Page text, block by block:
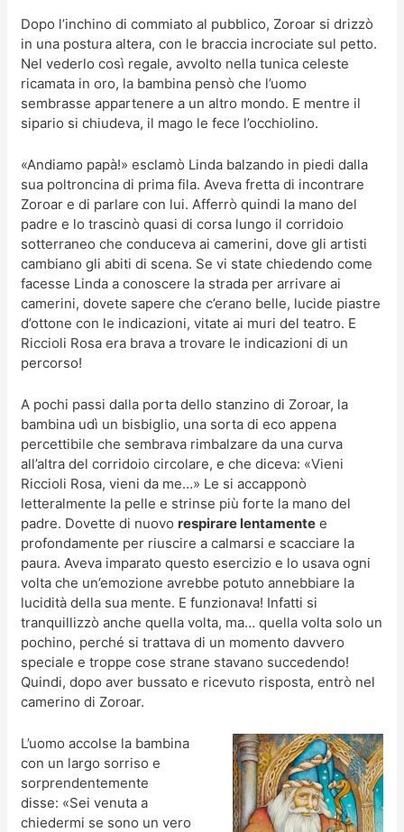
Dopo l’inchino di commiato al pubblico, Zoroar si drizzò
in una postura altera, con le braccia incrociate sul petto.
Nel vederlo così regale, avvolto nella tunica celeste
ricamata in oro, la bambina pensò che l’uomo
sembrasse appartenere a un altro mondo. E mentre il
sipario si chiudeva, il mago le fece l’occhiolino.
«Andiamo papà!» esclamò Linda balzando in piedi dalla
sua poltroncina di prima fila. Aveva fretta di incontrare
Zoroar e di parlare con lui. Afferrò quindi la mano del
padre e lo trascinò quasi di corsa lungo il corridoio
sotterraneo che conduceva ai camerini, dove gli artisti
cambiano gli abiti di scena. Se vi state chiedendo come
facesse Linda a conoscere la strada per arrivare ai
camerini, dovete sapere che c’erano belle, lucide piastre
d’ottone con le indicazioni, vitate ai muri del teatro. E
Riccioli Rosa era brava a trovare le indicazioni di un
percorso!
A pochi passi dalla porta dello stanzino di Zoroar, la
bambina udì un bisbiglio, una sorta di eco appena
percettibile che sembrava rimbalzare da una curva
all’altra del corridoio circolare, e che diceva: «Vieni
Riccioli Rosa, vieni da me…» Le si accapponò
letteralmente la pelle e strinse più forte la mano del
padre. Dovette di nuovo respirare lentamente e
profondamente per riuscire a calmarsi e scacciare la
paura. Aveva imparato questo esercizio e lo usava ogni
volta che un’emozione avrebbe potuto annebbiare la
lucidità della sua mente. E funzionava! Infatti si
tranquillizzò anche quella volta, ma… quella volta solo un
pochino, perché si trattava di un momento davvero
speciale e troppe cose strane stavano succedendo!
Quindi, dopo aver bussato e ricevuto risposta, entrò nel
camerino di Zoroar.
L’uomo accolse la bambina
con un largo sorriso e
sorprendentemente
disse: «Sei venuta a
chiedermi se sono un vero